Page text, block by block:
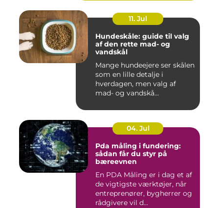
11. Jul
Hundeskåle: guide til valg
af den rette mad- og
vandskål
Mange hundeejere ser skålen
som en lille detalje i
hverdagen, men valg af
mad- og vandskå...
04. Jul
Pda måling i fundering:
sådan får du styr på
bæreevnen
En PDA Måling er i dag et af
de vigtigste værktøjer, når
entreprenører, bygherrer og
rådgivere vil d...